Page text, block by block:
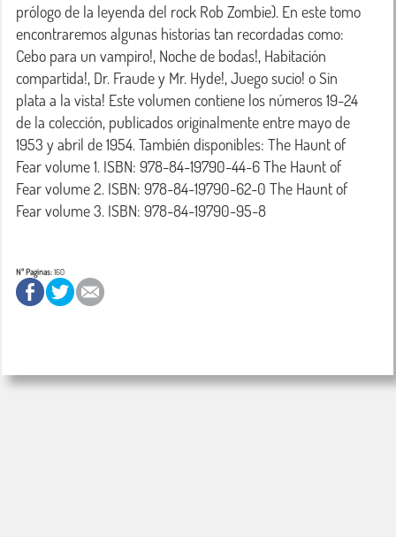
prólogo de la leyenda del rock Rob Zombie). En este tomo
encontraremos algunas historias tan recordadas como:
Cebo para un vampiro!, Noche de bodas!, Habitación
compartida!, Dr. Fraude y Mr. Hyde!, Juego sucio! o Sin
plata a la vista! Este volumen contiene los números 19-24
de la colección, publicados originalmente entre mayo de
1953 y abril de 1954. También disponibles: The Haunt of
Fear volume 1. ISBN: 978-84-19790-44-6 The Haunt of
Fear volume 2. ISBN: 978-84-19790-62-0 The Haunt of
Nº Paginas:160